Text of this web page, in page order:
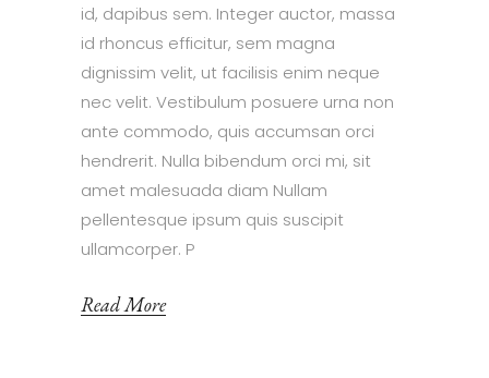
id, dapibus sem. Integer auctor, massa
id rhoncus efficitur, sem magna
dignissim velit, ut facilisis enim neque
nec velit. Vestibulum posuere urna non
ante commodo, quis accumsan orci
hendrerit. Nulla bibendum orci mi, sit
amet malesuada diam Nullam
pellentesque ipsum quis suscipit
ullamcorper. P
Read More